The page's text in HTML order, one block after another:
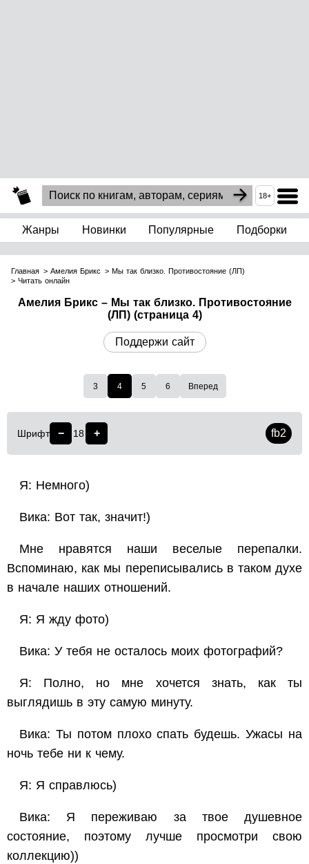
18+
Жанры Новинки Популярные Подборки
Главная Амелия Брикс
Мы так близко. Противостояние (ЛП)
Читать онлайн
Амелия Брикс – Мы так близко. Противостояние
(ЛП) (страница 4)
Поддержи сайт
3 4 5 6 Вперед
Шрифт − 18 + fb2
Я: Немного)
Вика: Вот так, значит!)
Мне нравятся наши веселые перепалки.
Вспоминаю, как мы переписывались в таком духе
в начале наших отношений.
Я: Я жду фото)
Вика: У тебя не осталось моих фотографий?
Я: Полно, но мне хочется знать, как ты
выглядишь в эту самую минуту.
Вика: Ты потом плохо спать будешь. Ужасы на
ночь тебе ни к чему.
Я: Я справлюсь)
Вика: Я переживаю за твое душевное
состояние, поэтому лучше просмотри свою
коллекцию))